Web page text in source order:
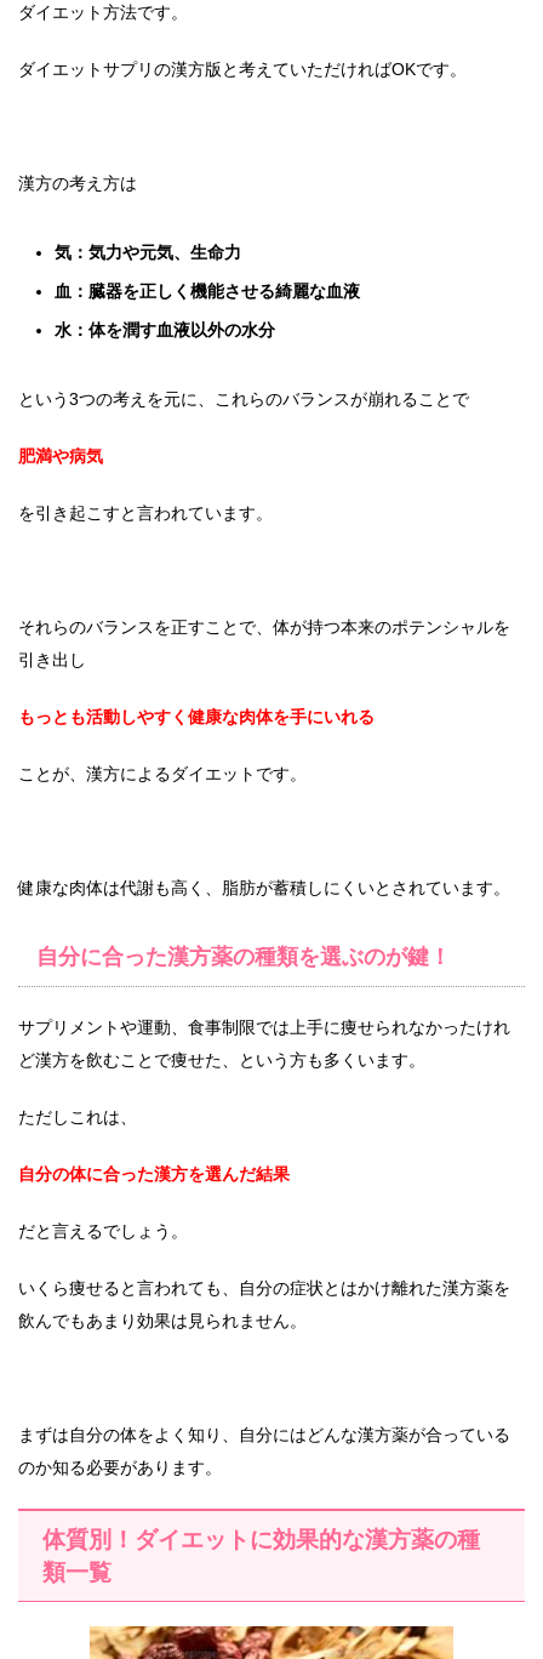
ダイエット方法です。
ダイエットサプリの漢方版と考えていただければOKです。
漢方の考え方は
気：気力や元気、生命力
血：臓器を正しく機能させる綺麗な血液
水：体を潤す血液以外の水分
という3つの考えを元に、これらのバランスが崩れることで
肥満や病気
を引き起こすと言われています。
それらのバランスを正すことで、体が持つ本来のポテンシャルを
引き出し
もっとも活動しやすく健康な肉体を手にいれる
ことが、漢方によるダイエットです。
健康な肉体は代謝も高く、脂肪が蓄積しにくいとされています。
自分に合った漢方薬の種類を選ぶのが鍵！
サプリメントや運動、食事制限では上手に痩せられなかったけれ
ど漢方を飲むことで痩せた、という方も多くいます。
ただしこれは、
自分の体に合った漢方を選んだ結果
だと言えるでしょう。
いくら痩せると言われても、自分の症状とはかけ離れた漢方薬を
飲んでもあまり効果は見られません。
まずは自分の体をよく知り、自分にはどんな漢方薬が合っている
のか知る必要があります。
体質別！ダイエットに効果的な漢方薬の種
類一覧